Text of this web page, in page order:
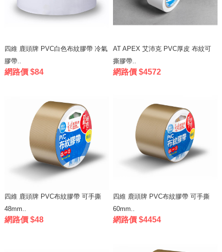
四維 鹿頭牌 PVC白色布紋膠帶 冷氣
膠帶..
網路價 $84
AT APEX 艾沛克 PVC厚皮 布紋可
撕膠帶..
網路價 $4572
四維 鹿頭牌 PVC布紋膠帶 可手撕
48mm..
網路價 $48
四維 鹿頭牌 PVC布紋膠帶 可手撕
60mm..
網路價 $4454